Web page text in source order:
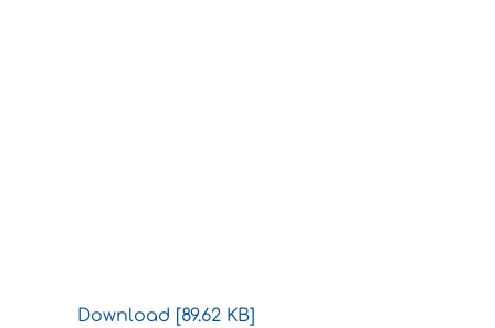
Download [89.62 KB]